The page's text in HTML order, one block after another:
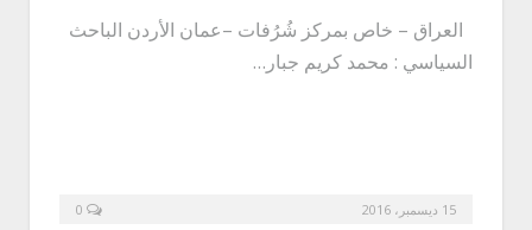
العراق – خاص بمركز شُرُفات –عمان الأردن الباحث
السياسي : محمد كريم جبار…
15 ديسمبر، 2016